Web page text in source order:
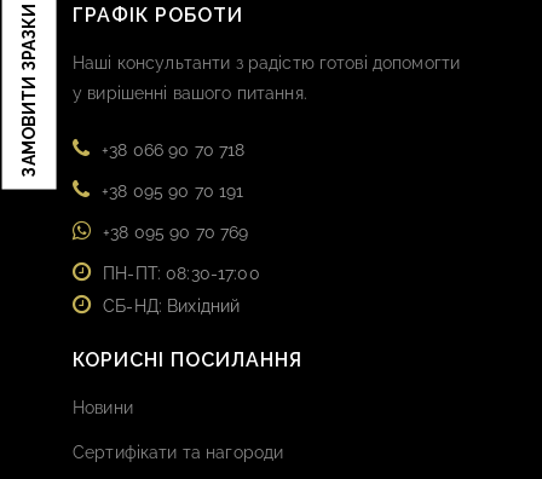
ЗАМОВИТИ ЗРАЗКИ ГРАФІК РОБОТИ
Наші консультанти з радістю готові допомогти
у вирішенні вашого питання.
+38 066 90 70 718
+38 095 90 70 191
+38 095 90 70 769
ПН-ПТ: 08:30-17:00
СБ-НД: Вихідний
КОРИСНІ ПОСИЛАННЯ
Новини
Сертифікати та нагороди